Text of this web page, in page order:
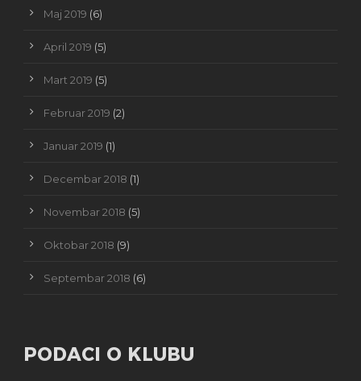
Maj 2019 (6)
April 2019 (5)
Mart 2019 (5)
Februar 2019 (2)
Januar 2019 (1)
Decembar 2018 (1)
Novembar 2018 (5)
Oktobar 2018 (9)
Septembar 2018 (6)
PODACI O KLUBU